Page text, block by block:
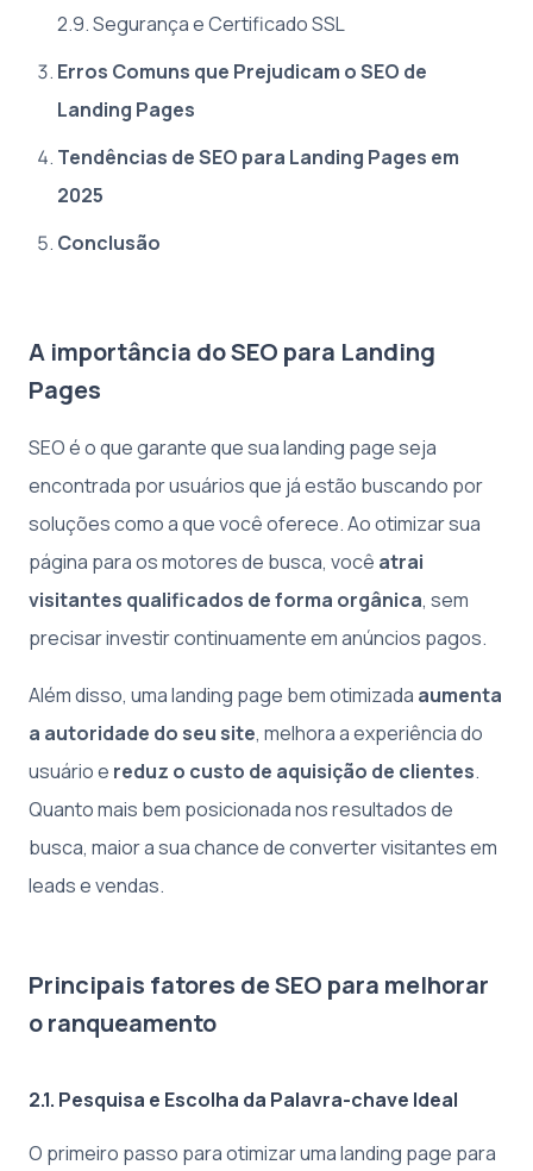
2.9. Segurança e Certificado SSL
Erros Comuns que Prejudicam o SEO de
Landing Pages
Tendências de SEO para Landing Pages em
2025
Conclusão
A importância do SEO para Landing
Pages
SEO é o que garante que sua landing page seja
encontrada por usuários que já estão buscando por
soluções como a que você oferece. Ao otimizar sua
página para os motores de busca, você atrai
visitantes qualificados de forma orgânica, sem
precisar investir continuamente em anúncios pagos.
Além disso, uma landing page bem otimizada aumenta
a autoridade do seu site, melhora a experiência do
usuário e reduz o custo de aquisição de clientes.
Quanto mais bem posicionada nos resultados de
busca, maior a sua chance de converter visitantes em
leads e vendas.
Principais fatores de SEO para melhorar
o ranqueamento
2.1. Pesquisa e Escolha da Palavra-chave Ideal
O primeiro passo para otimizar uma landing page para